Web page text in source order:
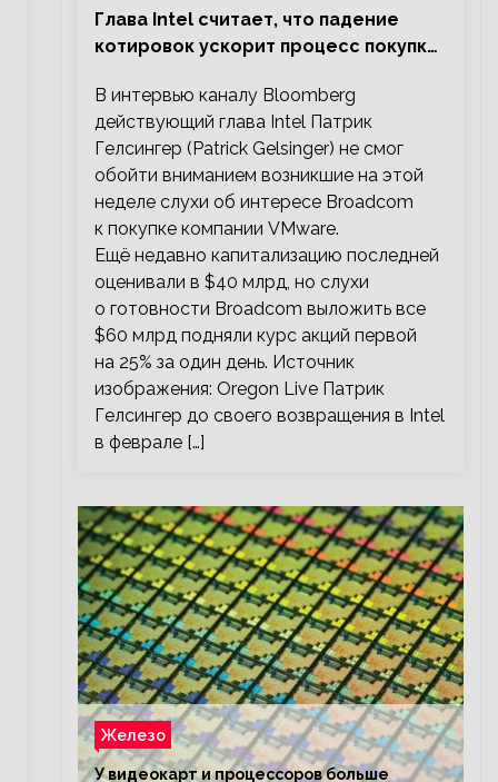
Глава Intel считает, что падение
котировок ускорит процесс покупки
В интервью каналу Bloomberg
действующий глава Intel Патрик
Гелсингер (Patrick Gelsinger) не смог
обойти вниманием возникшие на этой
неделе слухи об интересе Broadcom
к покупке компании VMware.
Ещё недавно капитализацию последней
оценивали в $40 млрд, но слухи
о готовности Broadcom выложить все
$60 млрд подняли курс акций первой
на 25% за один день. Источник
изображения: Oregon Live Патрик
Гелсингер до своего возвращения в Intel
в феврале […]
Железо
У видеокарт и процессоров больше